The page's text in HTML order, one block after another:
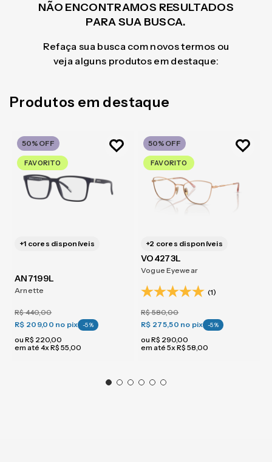
NÃO ENCONTRAMOS RESULTADOS
PARA SUA BUSCA.
Refaça sua busca com novos termos ou
veja alguns produtos em destaque:
Produtos em destaque
+1 cores disponíveis
50% OFF
FAVORITO
AN7199L
Arnette
R$440,00
R$ 209,00 no pix -5%
ou R$ 220,00
em até 4xR$ 55,00
+2 cores disponíveis
50% OFF
FAVORITO
VO4273L
Vogue Eyewear
(1)
R$580,00
R$ 275,50 no pix -5%
ou R$ 290,00
em até 5xR$ 58,00